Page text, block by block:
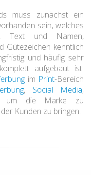
muss zunächst ein
sein, welches
Text und Namen,
Gütezeichen kenntlich
und häufig sehr
aufgebaut ist.
im Print-Bereich
, Social Media,
um die Marke zu
Kunden zu bringen.